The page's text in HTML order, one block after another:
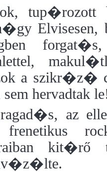
Elvisesen,
a szikr�z�
hervadtak
az
kit�rő